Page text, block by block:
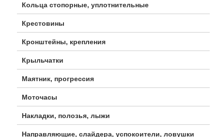
Кольца стопорные, уплотнительные
Крестовины
Кронштейны, крепления
Крыльчатки
Маятник, прогрессия
Моточасы
Накладки, полозья, лыжи
Направляющие, слайдера, успокоители, ловушки